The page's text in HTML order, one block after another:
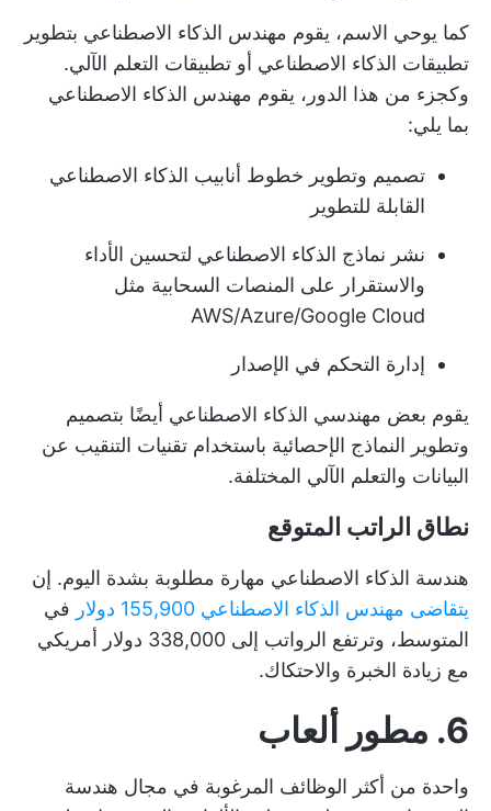
كما يوحي الاسم، يقوم مهندس الذكاء الاصطناعي بتطوير
تطبيقات الذكاء الاصطناعي أو تطبيقات التعلم الآلي.
وكجزء من هذا الدور، يقوم مهندس الذكاء الاصطناعي
بما يلي:
تصميم وتطوير خطوط أنابيب الذكاء الاصطناعي
القابلة للتطوير
نشر نماذج الذكاء الاصطناعي لتحسين الأداء
والاستقرار على المنصات السحابية مثل
AWS/Azure/Google Cloud
إدارة التحكم في الإصدار
يقوم بعض مهندسي الذكاء الاصطناعي أيضًا بتصميم
وتطوير النماذج الإحصائية باستخدام تقنيات التنقيب عن
البيانات والتعلم الآلي المختلفة.
نطاق الراتب المتوقع
هندسة الذكاء الاصطناعي مهارة مطلوبة بشدة اليوم. إن
يتقاضى مهندس الذكاء الاصطناعي 155,900 دولار
في
المتوسط، وترتفع الرواتب إلى 338,000 دولار أمريكي
مع زيادة الخبرة والاحتكاك.
6. مطور ألعاب
واحدة من أكثر الوظائف المرغوبة في مجال هندسة